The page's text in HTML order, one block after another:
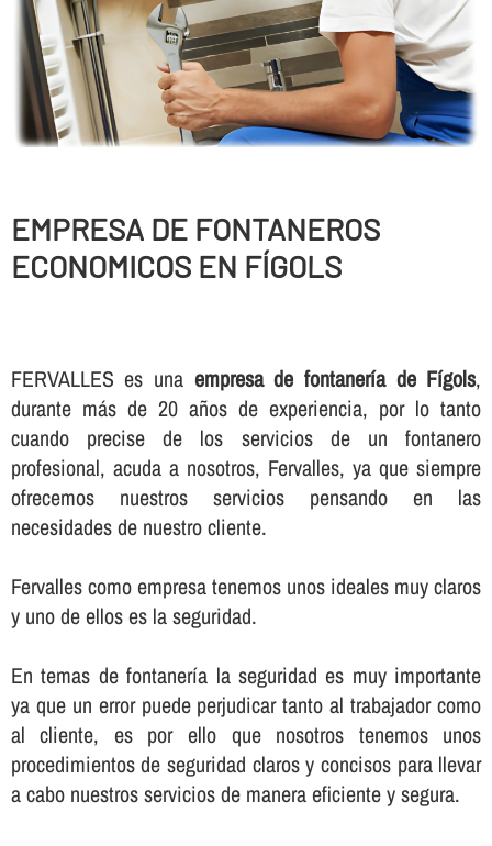
EMPRESA DE FONTANEROS
ECONOMICOS EN FÍGOLS
FERVALLES es una empresa de fontanerí­a de Fígols,
durante más de 20 años de experiencia, por lo tanto
cuando precise de los servicios de un fontanero
profesional, acuda a nosotros, Fervalles, ya que siempre
ofrecemos nuestros servicios pensando en las
necesidades de nuestro cliente.
Fervalles como empresa tenemos unos ideales muy claros
y uno de ellos es la seguridad.
En temas de fontanerí­a la seguridad es muy importante
ya que un error puede perjudicar tanto al trabajador como
al cliente, es por ello que nosotros tenemos unos
procedimientos de seguridad claros y concisos para llevar
a cabo nuestros servicios de manera eficiente y segura.